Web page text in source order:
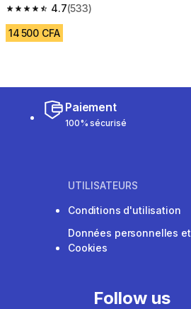
4.7
4.7 out of 5 stars from 533 reviews
(533)
14 500 CFA
Paiement
100% sécurisé
UTILISATEURS
Conditions d'utilisation
Données personnelles et
Cookies
Follow us